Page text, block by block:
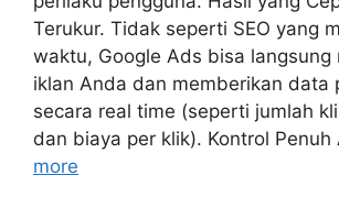
Terukur. Tidak seperti SEO yang
waktu, Google Ads bisa langsung
iklan Anda dan memberikan data
secara real time (seperti jumlah
dan biaya per klik). Kontrol
more